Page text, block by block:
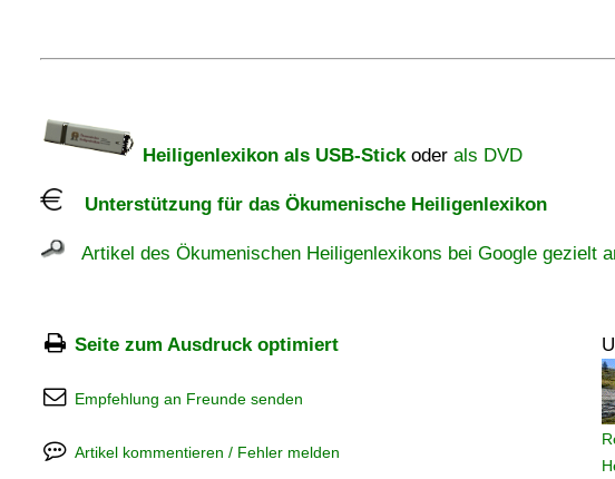
Heiligenlexikon als USB-Stickoder als DVD
Unterstützung für das Ökumenische Heiligenlexikon
Artikel des Ökumenischen Heiligenlexikons bei Google gezielt
Seite zum Ausdruck optimiert
Empfehlung an Freunde senden
Artikel kommentieren / Fehler melden